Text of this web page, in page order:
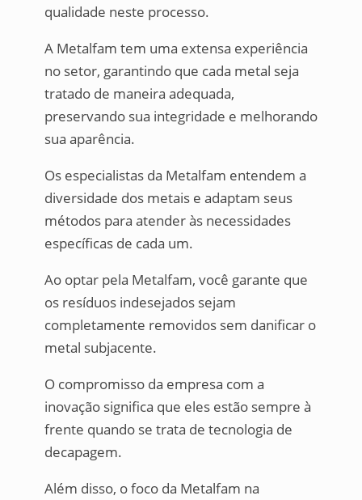
qualidade neste processo.
A Metalfam tem uma extensa experiência
no setor, garantindo que cada metal seja
tratado de maneira adequada,
preservando sua integridade e melhorando
sua aparência.
Os especialistas da Metalfam entendem a
diversidade dos metais e adaptam seus
métodos para atender às necessidades
específicas de cada um.
Ao optar pela Metalfam, você garante que
os resíduos indesejados sejam
completamente removidos sem danificar o
metal subjacente.
O compromisso da empresa com a
inovação significa que eles estão sempre à
frente quando se trata de tecnologia de
decapagem.
Além disso, o foco da Metalfam na